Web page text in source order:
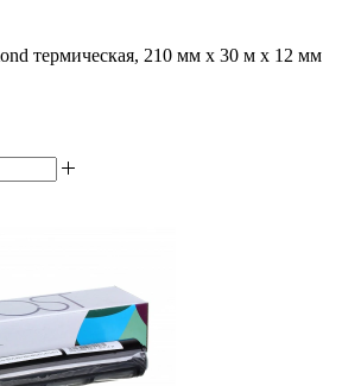
термическая, 210 мм х 30 м х 12 мм